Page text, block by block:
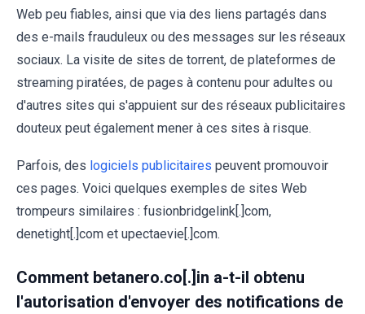
Web peu fiables, ainsi que via des liens partagés dans
des e-mails frauduleux ou des messages sur les réseaux
sociaux. La visite de sites de torrent, de plateformes de
streaming piratées, de pages à contenu pour adultes ou
d'autres sites qui s'appuient sur des réseaux publicitaires
douteux peut également mener à ces sites à risque.
Parfois, des logiciels publicitaires peuvent promouvoir
ces pages. Voici quelques exemples de sites Web
trompeurs similaires : fusionbridgelink[.]com,
denetight[.]com et upectaevie[.]com.
Comment betanero.co[.]in a-t-il obtenu
l'autorisation d'envoyer des notifications de